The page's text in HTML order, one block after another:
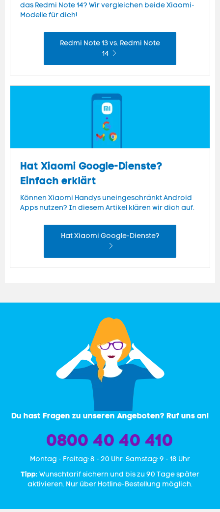
das Redmi Note 14? Wir vergleichen beide Xiaomi-
Modelle für dich!
Redmi Note 13 vs. Redmi Note
14
Hat Xiaomi Google-Dienste?
Einfach erklärt
Können Xiaomi Handys uneingeschränkt Android
Apps nutzen? In diesem Artikel klären wir dich auf.
Hat Xiaomi Google-Dienste?
Du hast Fragen zu unseren Angeboten? Ruf uns an!
0800 40 40 410
Mon­tag - Freitag: 8 - 20 Uhr. Samstag: 9 - 18 Uhr
Tipp: Wunschtarif sichern und bis zu 90 Tage später
aktivieren. Nur über Hotline-Bestellung möglich.